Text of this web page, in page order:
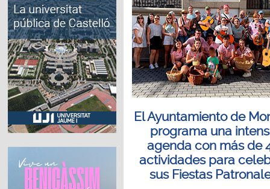
El Ayuntamiento de
programa una
agenda con más de
actividades para
sus Fiestas